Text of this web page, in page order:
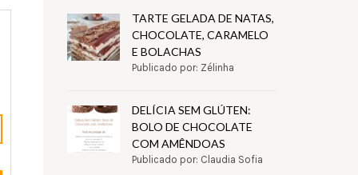
TARTE GELADA DE NATAS,
CHOCOLATE, CARAMELO
E BOLACHAS
Publicado por: Zélinha
DELÍCIA SEM GLÚTEN:
BOLO DE CHOCOLATE
COM AMÊNDOAS
Publicado por: Claudia Sofia